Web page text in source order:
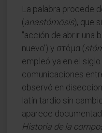
La palabra procede
(anastómōsis), que
"acción de abrir una
nuevo') y στόμα (
empleó ya en el
comunicaciones
observó en
latín tardío sin
aparece
Historia de la